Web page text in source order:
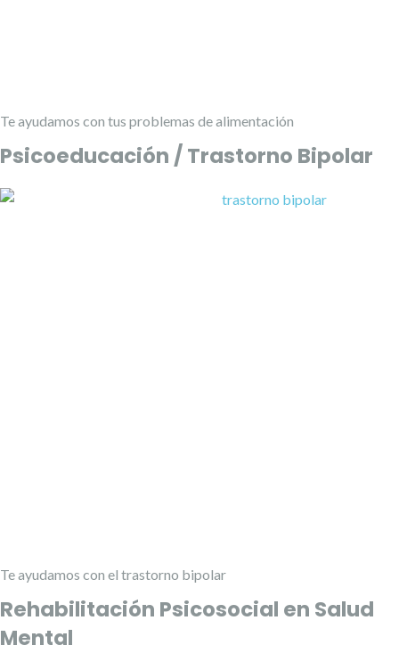
Te ayudamos con tus problemas de alimentación
Psicoeducación / Trastorno Bipolar
Te ayudamos con el trastorno bipolar
Rehabilitación Psicosocial en Salud
Mental